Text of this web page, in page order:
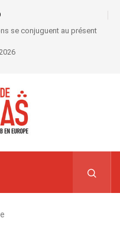
se conjuguent au présent